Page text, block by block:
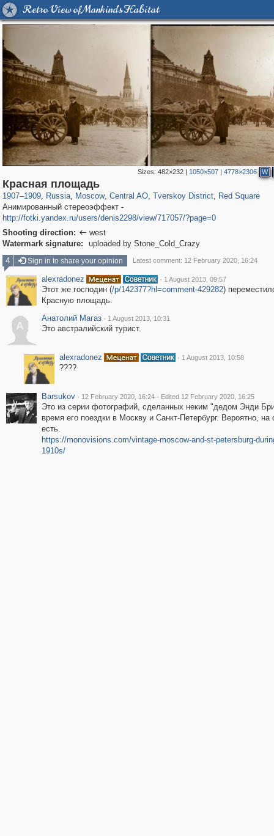
Retro View of Mankind's Habitat
Sizes:482×232 | 1050×507 |4778×2306 W
Красная площадь
1907–1909, Russia
1,406,849
, Moscow
319,861 8,286
, Central AO
160,009
, Tverskoy District, Red Square
Анимированный стереоэффект -
http://fotki.yandex.ru/users/denis2298/view/717057/?page=0
Shooting direction:  west
Watermark signature:
uploaded by Stone_Cold_Crazy
4
Sign in to share your opinion Latest comment: 12 February 2020, 16:24
alexradonez · 1 August 2013, 09:57
Этот же господин (/p/142377?hl=comment-429282)
Красную площадь.
А
Анатолий Магаз · 1 August 2013, 10:31
Это австралийский турист.
alexradonez · 1 August 2013, 10:58
????
Barsukov · 12 February 2020, 16:24 · Edited 12 February 2020, 16:25
Это из серии фотографий, сделанных неким "дедом Энди
время его поездки в Москву и Санкт-Петербург. Вероятно, на
есть.
https://monovisions.com/vintage-moscow-and-st-petersburg-
1910s/